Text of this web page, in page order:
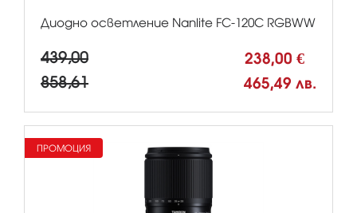
Диодно осветление Nanlite FC-120C RGBWW
439,00 238,00 €
858,61 465,49 лв.
ПРОМОЦИЯ